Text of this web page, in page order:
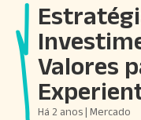
Valores
Há 2 anos | Mercado